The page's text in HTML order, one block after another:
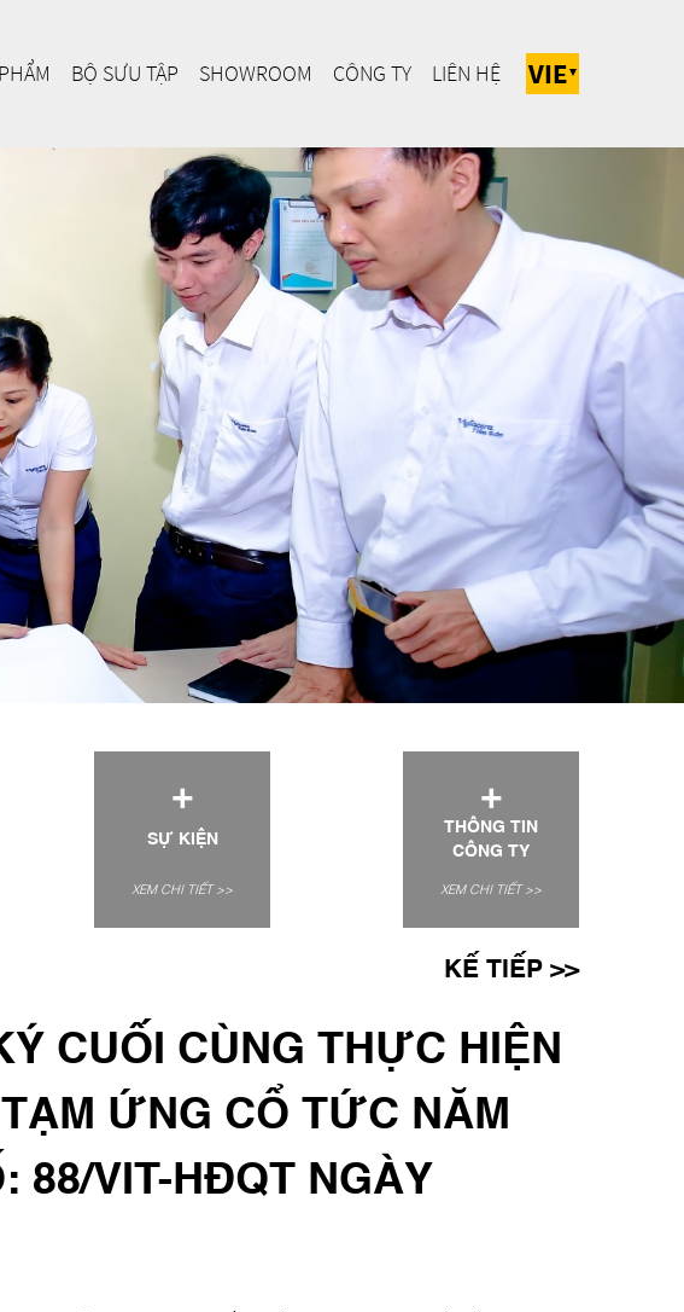
BỘ SƯU TẬP SHOWROOM CÔNG TY LIÊN HỆ VIE
+
SỰ KIỆN
XEM CHI TIẾT >>
+
THÔNG TIN
CÔNG TY
XEM CHI TIẾT >>
KẾ TIẾP >>
CUỐI CÙNG THỰC HIỆN
ỨNG CỔ TỨC NĂM
88/VIT-HĐQT NGÀY